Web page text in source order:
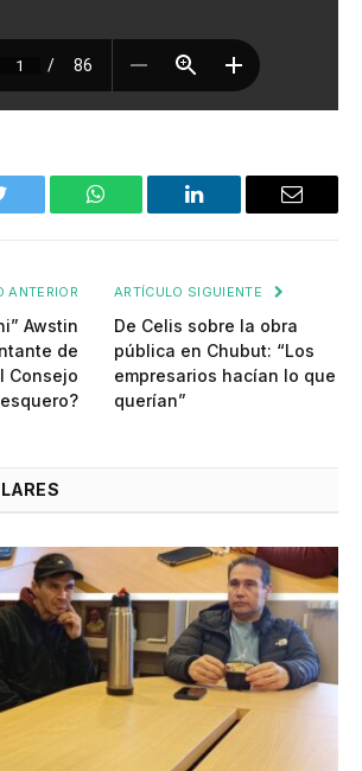
WhatsApp LinkedIn Email
ANTERIOR
Awstin
de
Consejo
ARTÍCULO SIGUIENTE
De Celis sobre la obra
pública en Chubut: “Los
empresarios hacían lo que
querían”